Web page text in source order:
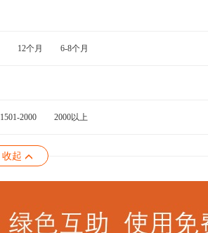
12个月 6-8个月
1501-2000 2000以上
收起